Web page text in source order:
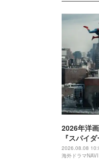
2026年洋
『スパイ
ー・デイ』
2026.08.08
海外ドラマNAVI